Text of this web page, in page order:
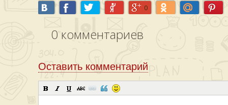
0
0 комментариев
Оставить комментарий